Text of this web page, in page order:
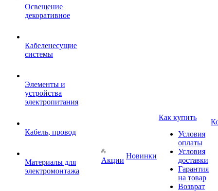
Освещение
декоративное
Кабеленесущие
системы
Элементы и
устройства
электропитания
Кабель, провод
Материалы для
электромонтажа
Акции
Новинки
Как купить
Условия
оплаты
Условия
доставки
Гарантия
на товар
Возврат